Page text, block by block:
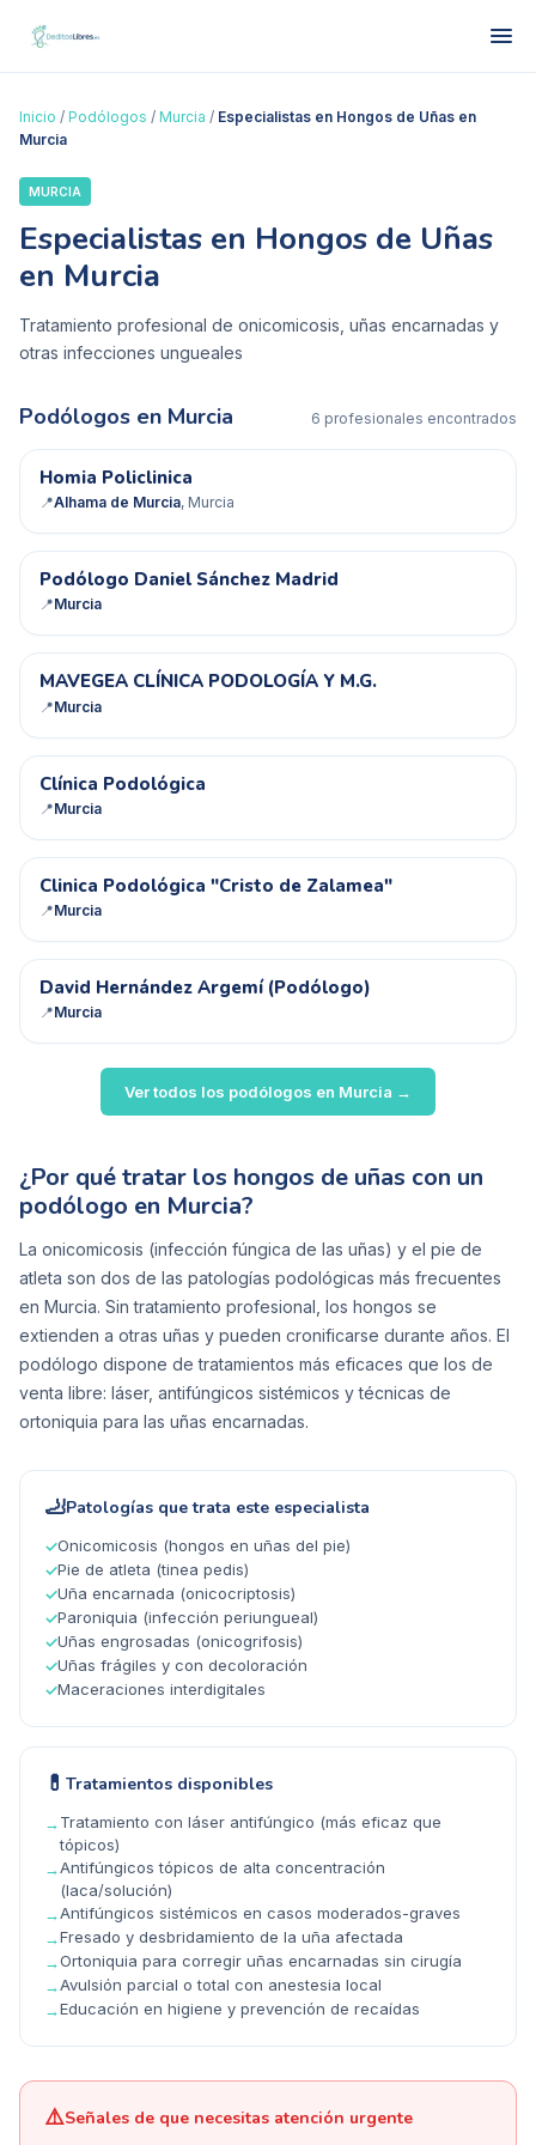
Inicio / Podólogos / Murcia / Especialistas en Hongos de Uñas en
Murcia
MURCIA
Especialistas en Hongos de Uñas
en Murcia
Tratamiento profesional de onicomicosis, uñas encarnadas y
otras infecciones ungueales
Podólogos en Murcia 6 profesionales encontrados
HP
Homia Policlinica
📍Alhama de Murcia, Murcia
PD
Podólogo Daniel Sánchez Madrid
📍Murcia
MC
MAVEGEA CLÍNICA PODOLOGÍA Y M.G.
📍Murcia
CP
Clínica Podológica
📍Murcia
CP
Clinica Podológica "Cristo de Zalamea"
📍Murcia
DH
David Hernández Argemí (Podólogo)
📍Murcia
Ver todos los podólogos en Murcia →
¿Por qué tratar los hongos de uñas con un
podólogo en Murcia?
La onicomicosis (infección fúngica de las uñas) y el pie de
atleta son dos de las patologías podológicas más frecuentes
en Murcia. Sin tratamiento profesional, los hongos se
extienden a otras uñas y pueden cronificarse durante años. El
podólogo dispone de tratamientos más eficaces que los de
venta libre: láser, antifúngicos sistémicos y técnicas de
ortoniquia para las uñas encarnadas.
🦶Patologías que trata este especialista
✓Onicomicosis (hongos en uñas del pie)
✓Pie de atleta (tinea pedis)
✓Uña encarnada (onicocriptosis)
✓Paroniquia (infección periungueal)
✓Uñas engrosadas (onicogrifosis)
✓Uñas frágiles y con decoloración
✓Maceraciones interdigitales
💊 Tratamientos disponibles
→Tratamiento con láser antifúngico (más eficaz que
tópicos)
→Antifúngicos tópicos de alta concentración
(laca/solución)
→Antifúngicos sistémicos en casos moderados-graves
→Fresado y desbridamiento de la uña afectada
→Ortoniquia para corregir uñas encarnadas sin cirugía
→Avulsión parcial o total con anestesia local
→Educación en higiene y prevención de recaídas
⚠️Señales de que necesitas atención urgente